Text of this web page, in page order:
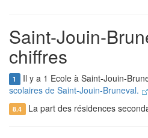
Saint-Jouin-
chiffres
1 Il y a 1 Ecole à Saint-Jouin-
scolaires de Saint-Jouin-Bruneval.
8.4 La part des résidences